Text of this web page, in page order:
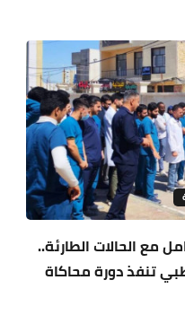
مع الحالات الطارئة..
تنفذ دورة محاكاة